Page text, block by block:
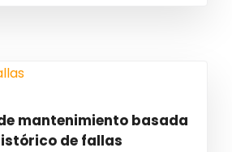
mantenimiento basada
de fallas